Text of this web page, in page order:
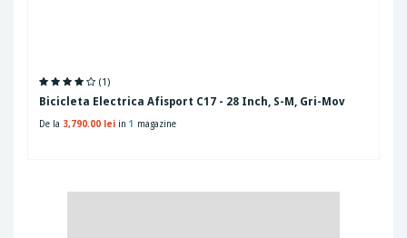
(1)
Bicicleta Electrica Afisport C17 - 28 Inch, S-M, Gri-Mov
De la 3,790.00 lei in 1 magazine